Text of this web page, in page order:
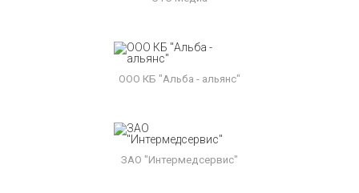
ООО КБ "Альба - альянс"
ЗАО "Интермедсервис"